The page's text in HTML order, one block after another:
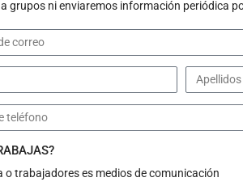
grupos ni enviaremos información periódica
o trabajadores es medios de comunicación